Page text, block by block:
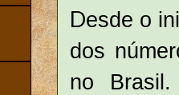
Desde o
dos
no